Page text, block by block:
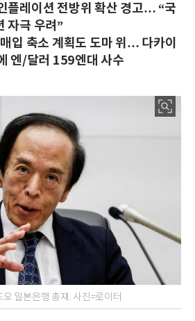
플레이션 전방위 확산 경고… “국
자극 우려”
입 축소 계획도 도마 위… 다카이
엔/달러 159엔대 사수
오 일본은행 총재. 사진=로이터